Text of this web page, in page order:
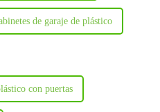
de garaje de plástico
con puertas